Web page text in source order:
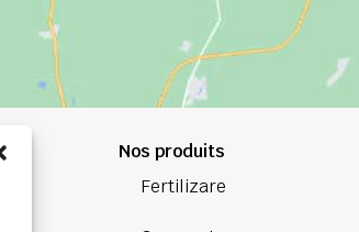
Nos produits
Fertilizare